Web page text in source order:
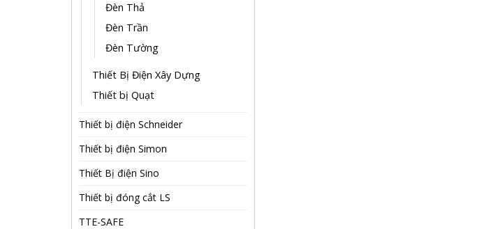
Đèn Thả
Đèn Trần
Đèn Tường
Thiết Bị Điện Xây Dựng
Thiết bị Quạt
Thiết bị điện Schneider
Thiết bị điện Simon
Thiết Bị điện Sino
Thiết bị đóng cắt LS
TTE-SAFE